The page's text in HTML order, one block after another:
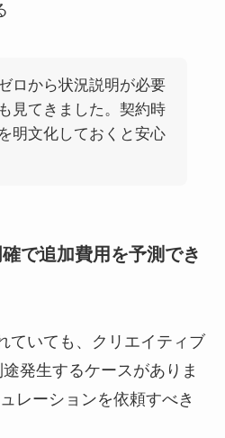
ロから状況説明が必要
見てきました。契約時
明文化しておくと安心
で追加費用を予測でき
ていても、クリエイティブ
発生するケースがありま
レーションを依頼すべき